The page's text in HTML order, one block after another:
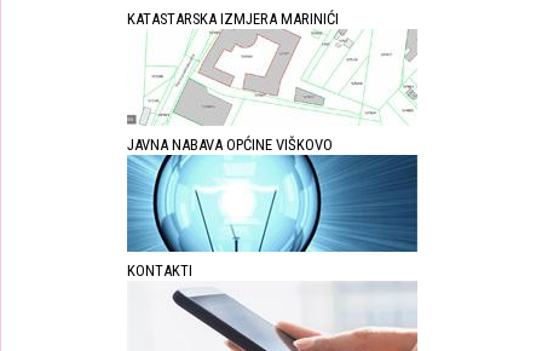
KATASTARSKA IZMJERA MARINIĆI
JAVNA NABAVA OPĆINE VIŠKOVO
KONTAKTI